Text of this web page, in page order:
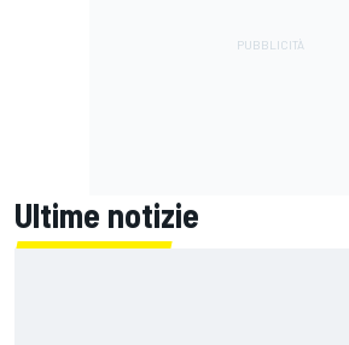
Ultime notizie